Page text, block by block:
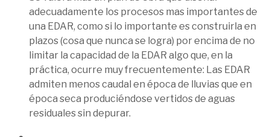
adecuadamente los procesos mas importantes de
una EDAR, como si lo importante es construirla en
plazos (cosa que nunca se logra) por encima de no
limitar la capacidad de la EDAR algo que, en la
práctica, ocurre muy frecuentemente: Las EDAR
admiten menos caudal en época de lluvias que en
época seca produciéndose vertidos de aguas
residuales sin depurar.